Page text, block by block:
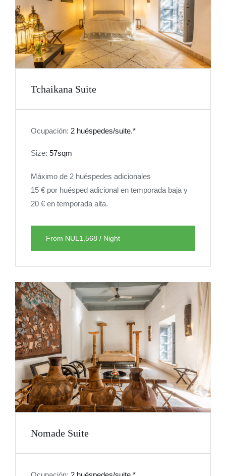
Tchaikana Suite
Ocupación: 2 huéspedes/suite.*
Size: 57sqm
Máximo de 2 huéspedes adicionales
15 € por huésped adicional en temporada baja y
20 € en temporada alta.
From NUL1,568 / Night
Nomade Suite